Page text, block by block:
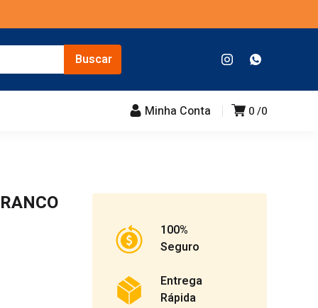
0 0
Minha Conta
100%
Seguro
Entrega
Rápida